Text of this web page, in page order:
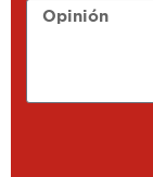
Opinión